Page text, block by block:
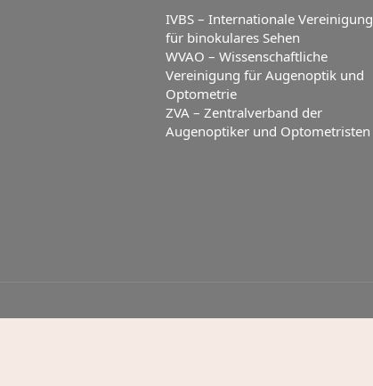
IVBS – Internationale Vereinigung
für binokulares Sehen
WVAO – Wissenschaftliche
Vereinigung für Augenoptik und
Optometrie
ZVA – Zentralverband der
Augenoptiker und Optometristen